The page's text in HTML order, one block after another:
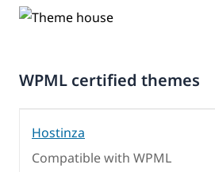
WPML certified themes
Hostinza
Compatible with WPML